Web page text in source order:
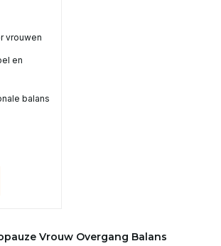
vrouwen
en
balans
Vrouw Overgang Balans